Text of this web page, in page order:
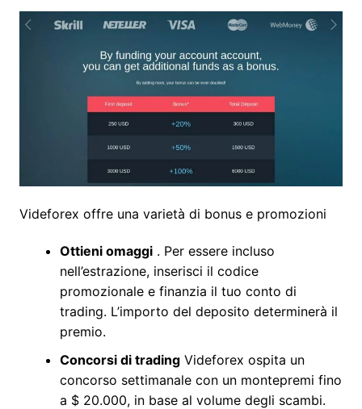
Videforex offre una varietà di bonus e promozioni
Ottieni omaggi. Per essere incluso
nell’estrazione, inserisci il codice
promozionale e finanzia il tuo conto di
trading. L’importo del deposito determinerà il
premio.
Concorsi di tradingVideforex ospita un
concorso settimanale con un montepremi fino
a $ 20.000, in base al volume degli scambi.